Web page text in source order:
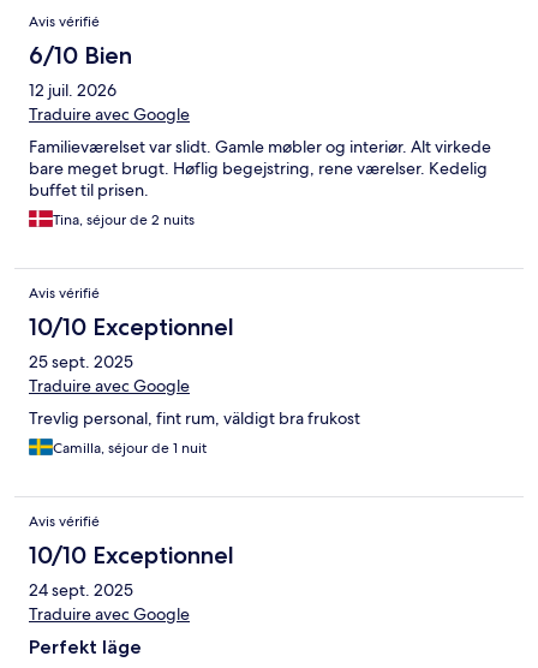
Avis vérifié
6/10 Bien
12 juil. 2026
Traduire avec Google
Familieværelset var slidt. Gamle møbler og interiør. Alt virkede
bare meget brugt. Høflig begejstring, rene værelser. Kedelig
buffet til prisen.
Tina, séjour de 2 nuits
Avis vérifié
10/10 Exceptionnel
25 sept. 2025
Traduire avec Google
Trevlig personal, fint rum, väldigt bra frukost
Camilla, séjour de 1 nuit
Avis vérifié
10/10 Exceptionnel
24 sept. 2025
Traduire avec Google
Perfekt läge